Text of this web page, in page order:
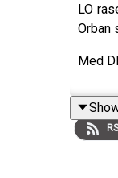
LO
Orban
Med